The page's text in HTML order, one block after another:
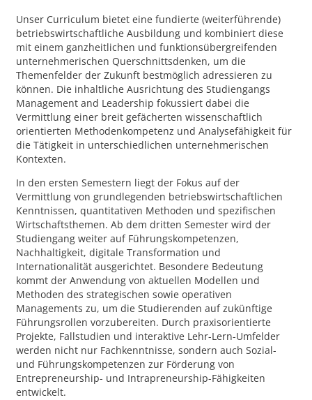
Unser Curriculum bietet eine fundierte (weiterführende)
betriebswirtschaftliche Ausbildung und kombiniert diese
mit einem ganzheitlichen und funktionsübergreifenden
unternehmerischen Querschnittsdenken, um die
Themenfelder der Zukunft bestmöglich adressieren zu
können. Die inhaltliche Ausrichtung des Studiengangs
Management and Leadership fokussiert dabei die
Vermittlung einer breit gefächerten wissenschaftlich
orientierten Methodenkompetenz und Analysefähigkeit für
die Tätigkeit in unterschiedlichen unternehmerischen
Kontexten.
In den ersten Semestern liegt der Fokus auf der
Vermittlung von grundlegenden betriebswirtschaftlichen
Kenntnissen, quantitativen Methoden und spezifischen
Wirtschaftsthemen. Ab dem dritten Semester wird der
Studiengang weiter auf Führungskompetenzen,
Nachhaltigkeit, digitale Transformation und
Internationalität ausgerichtet. Besondere Bedeutung
kommt der Anwendung von aktuellen Modellen und
Methoden des strategischen sowie operativen
Managements zu, um die Studierenden auf zukünftige
Führungsrollen vorzubereiten. Durch praxisorientierte
Projekte, Fallstudien und interaktive Lehr-Lern-Umfelder
werden nicht nur Fachkenntnisse, sondern auch Sozial-
und Führungskompetenzen zur Förderung von
Entrepreneurship- und Intrapreneurship-Fähigkeiten
entwickelt.